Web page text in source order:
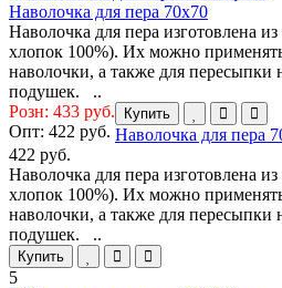
Наволочка для пера 70х70
Наволочка для пера изготовлена
хлопок 100%). Их можно применять
наволочки, а также для пересыпки
подушек. ..
Розн: 433 руб.
Опт: 422 руб.
Купить
Наволочка для пера
422 руб.
Наволочка для пера изготовлена
хлопок 100%). Их можно применять
наволочки, а также для пересыпки
подушек. ..
Купить
5